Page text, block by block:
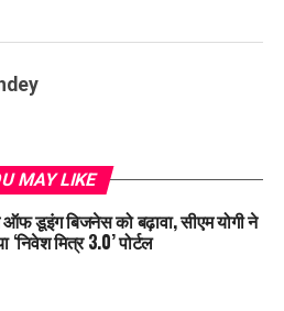
MAY LIKE
डूइंग बिजनेस को बढ़ावा, सीएम योगी ने
‘निवेश मित्र 3.0’ पोर्टल